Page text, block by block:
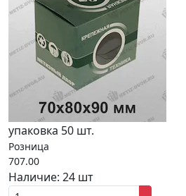
упаковка 50 шт.
Розница
707.00
Наличие: 24 шт